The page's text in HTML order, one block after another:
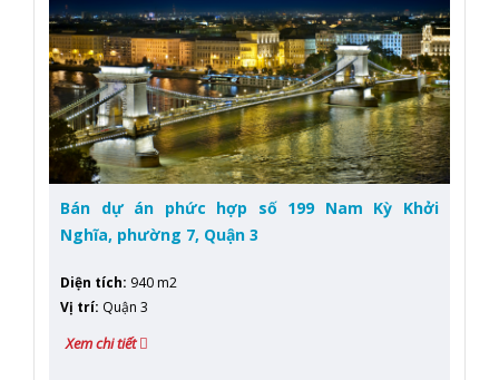
Bán dự án phức hợp số 199 Nam Kỳ Khởi
Nghĩa, phường 7, Quận 3
Diện tích: 940 m2
Vị trí: Quận 3
Xem chi tiết